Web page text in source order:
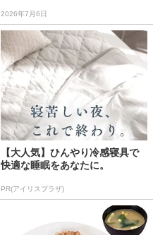
2026年7月6日
【大人気】ひんやり冷感寝具で
快適な睡眠をあなたに。
PR(アイリスプラザ)